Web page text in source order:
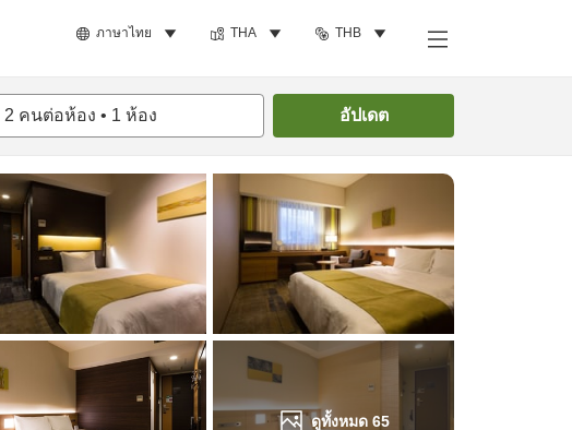
ภาษาไทย THA THB
2 คนต่อห้อง • 1 ห้อง อัปเดต
ดูทั้งหมด 65
ค้นหาห้องพัก